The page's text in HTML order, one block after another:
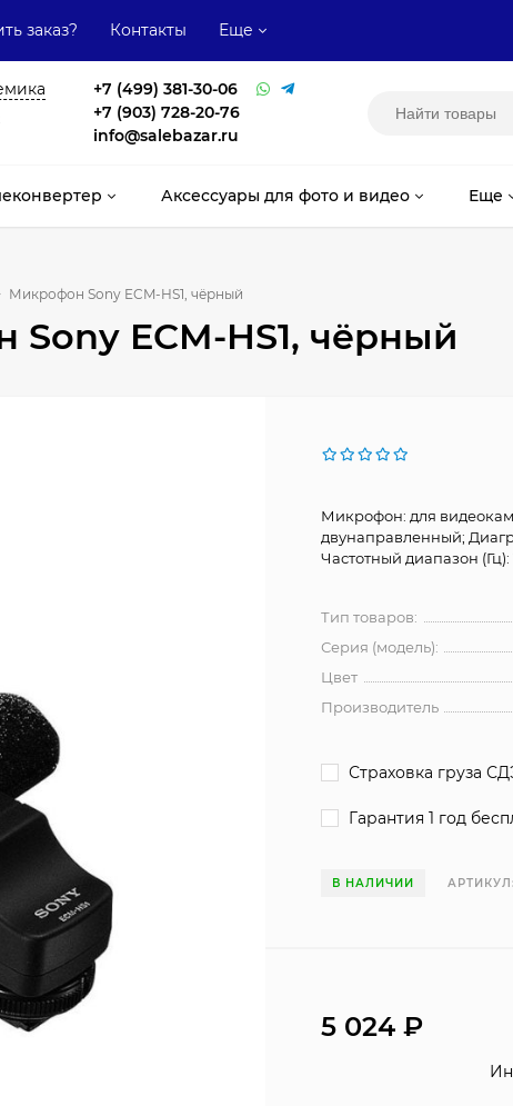
заказ? Контакты Еще
+7 (499) 381-30-06
+7 (903) 728-20-76
info@salebazar.ru
Аксессуары для фото и видео Еще
Микрофон Sony ECM-HS1, чёрный
ECM-HS1, чёрный
Микрофон: для
двунаправленный;
Частотный диапазон (Гц):
Тип товаров:
Серия (модель):
Цвет
Производитель
Страховка груза
Гарантия 1 год
В НАЛИЧИИ АРТИКУЛ:
5 024